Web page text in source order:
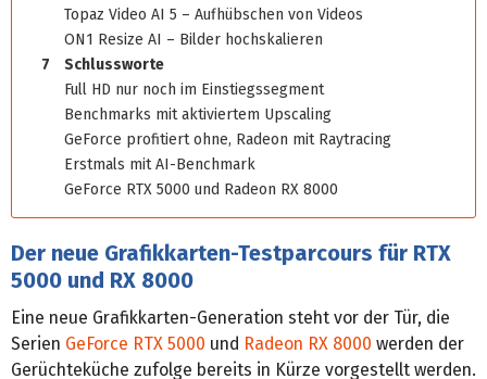
Topaz Video AI 5 – Aufhübschen von Videos
ON1 Resize AI – Bilder hochskalieren
7
Schlussworte
Full HD nur noch im Einstiegssegment
Benchmarks mit aktiviertem Upscaling
GeForce profitiert ohne, Radeon mit Raytracing
Erstmals mit AI-Benchmark
GeForce RTX 5000 und Radeon RX 8000
Der neue Grafikkarten-Testparcours für RTX
5000 und RX 8000
Eine neue Grafikkarten-Generation steht vor der Tür, die
Serien GeForce RTX 5000 und Radeon RX 8000 werden der
Gerüchteküche zufolge bereits in Kürze vorgestellt werden.